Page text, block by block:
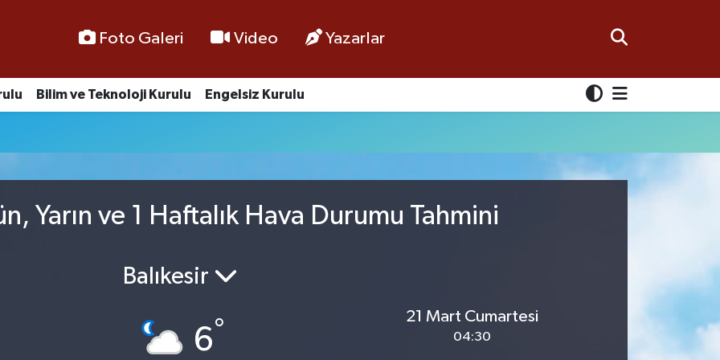
Foto Galeri Video Yazarlar
Bilim ve Teknoloji Kurulu Engelsiz Kurulu
Yarın ve 1 Haftalık Hava Durumu Tahmini
Balıkesir
6°
21 Mart Cumartesi
04:30